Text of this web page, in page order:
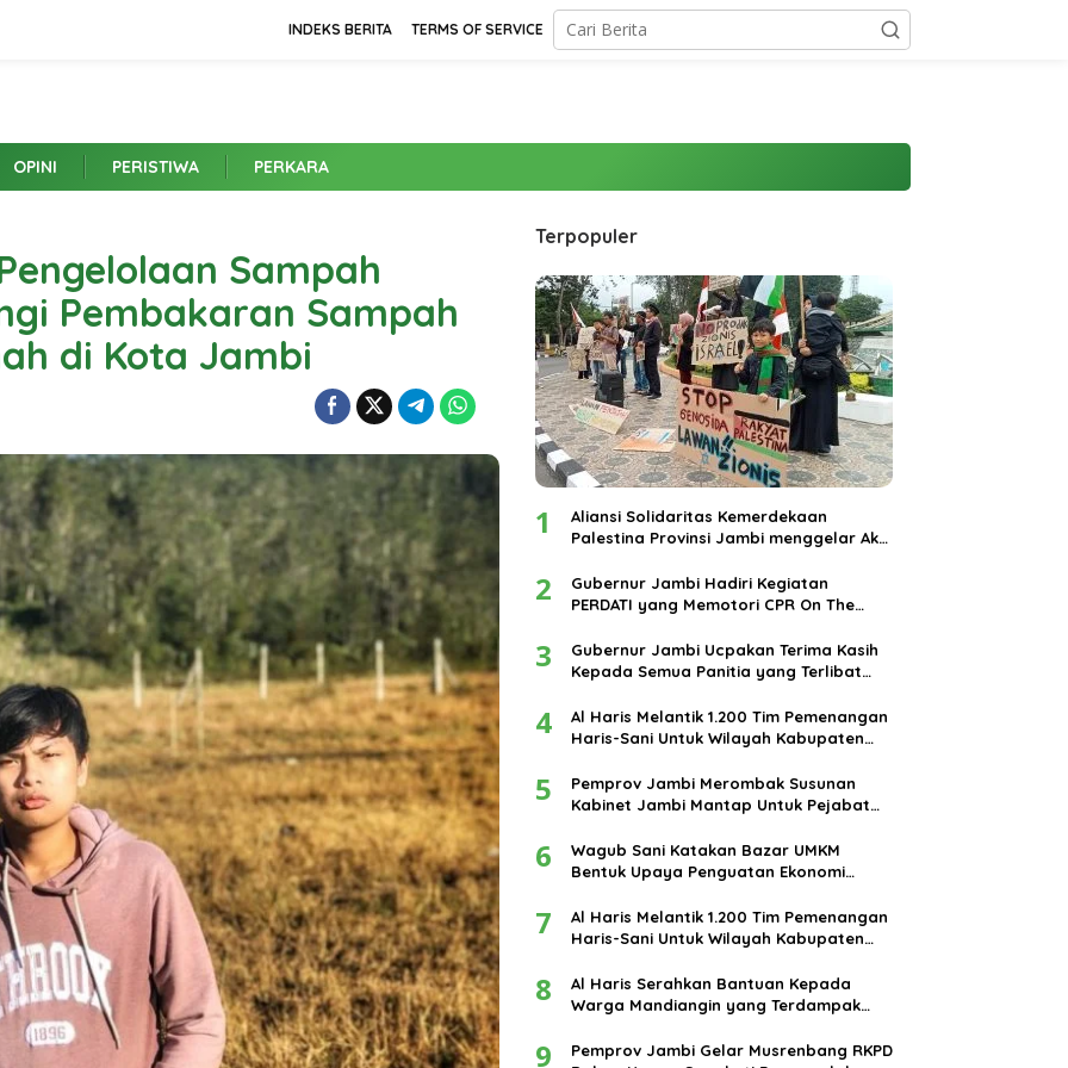
INDEKS BERITA TERMS OF SERVICE
OPINI PERISTIWA PERKARA
Sampah
Pembakaran Sampah
di Kota Jambi
Terpopuler
1
Aliansi Solidaritas Kemerdekaan
Palestina Provinsi Jambi menggelar Aksi
kota Jambi.
2
Gubernur Jambi Hadiri Kegiatan
PERDATI yang Memotori CPR On The
3
Gubernur Jambi Ucpakan Terima Kasih
Kepada Semua Panitia yang Terlibat
Tahun 2024
4
Al Haris Melantik 1.200 Tim Pemenangan
Haris-Sani Untuk Wilayah Kabupaten
5
Pemprov Jambi Merombak Susunan
Kabinet Jambi Mantap Untuk Pejabat
6
Wagub Sani Katakan Bazar UMKM
Bentuk Upaya Penguatan Ekonomi
7
Al Haris Melantik 1.200 Tim Pemenangan
Haris-Sani Untuk Wilayah Kabupaten
8
Al Haris Serahkan Bantuan Kepada
Warga Mandiangin yang Terdampak
9
Pemprov Jambi Gelar Musrenbang RKPD